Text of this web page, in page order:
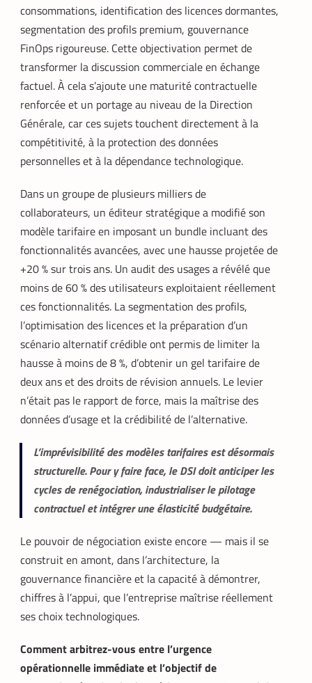
consommations, identification des licences dormantes,
segmentation des profils premium, gouvernance
FinOps rigoureuse. Cette objectivation permet de
transformer la discussion commerciale en échange
factuel. À cela s’ajoute une maturité contractuelle
renforcée et un portage au niveau de la Direction
Générale, car ces sujets touchent directement à la
compétitivité, à la protection des données
personnelles et à la dépendance technologique.
Dans un groupe de plusieurs milliers de
collaborateurs, un éditeur stratégique a modifié son
modèle tarifaire en imposant un bundle incluant des
fonctionnalités avancées, avec une hausse projetée de
+20 % sur trois ans. Un audit des usages a révélé que
moins de 60 % des utilisateurs exploitaient réellement
ces fonctionnalités. La segmentation des profils,
l’optimisation des licences et la préparation d’un
scénario alternatif crédible ont permis de limiter la
hausse à moins de 8 %, d’obtenir un gel tarifaire de
deux ans et des droits de révision annuels. Le levier
n’était pas le rapport de force, mais la maîtrise des
données d’usage et la crédibilité de l’alternative.
L’imprévisibilité des modèles tarifaires est désormais
structurelle. Pour y faire face, le DSI doit anticiper les
cycles de renégociation, industrialiser le pilotage
contractuel et intégrer une élasticité budgétaire.
Le pouvoir de négociation existe encore — mais il se
construit en amont, dans l’architecture, la
gouvernance financière et la capacité à démontrer,
chiffres à l’appui, que l’entreprise maîtrise réellement
ses choix technologiques.
Comment arbitrez-vous entre l’urgence
opérationnelle immédiate et l’objectif de